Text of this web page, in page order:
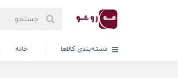
دسته‌بندی کالاها خانه